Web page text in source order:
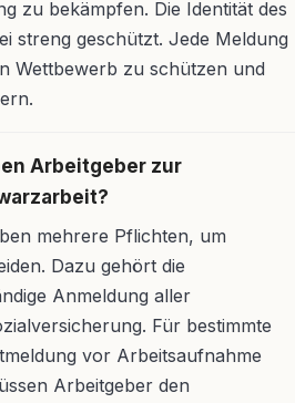
zu bekämpfen. Die Identität des
streng geschützt. Jede Meldung
Wettbewerb zu schützen und
Arbeitgeber zur
mehrere Pflichten, um
Dazu gehört die
Anmeldung aller
Für bestimmte
vor Arbeitsaufnahme
Arbeitgeber den